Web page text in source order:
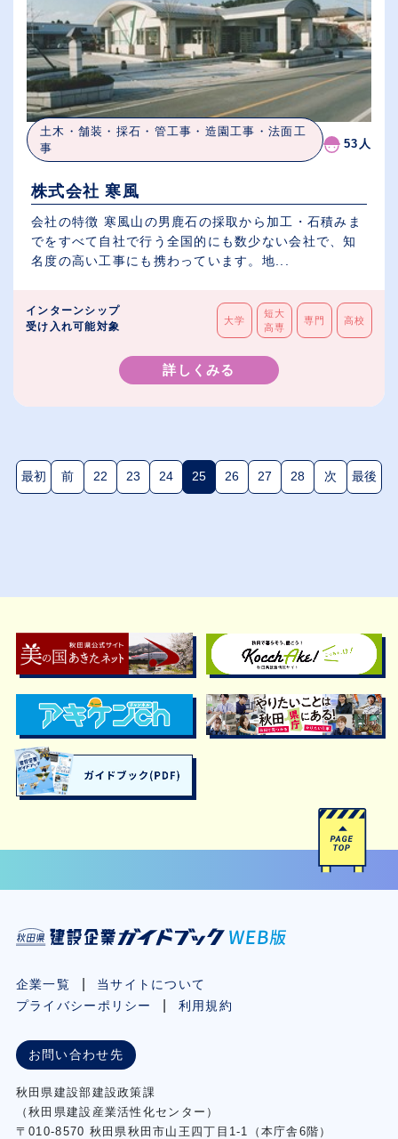
土木・舗装・採石・管工事・造園工事・法面工
事
53人
株式会社 寒風
会社の特徴 寒風山の男鹿石の採取から加工・石積みま
でをすべて自社で行う全国的にも数少ない会社で、知
名度の高い工事にも携わっています。地...
インターンシップ
受け入れ可能対象
大学
短大
高専
専門 高校
詳しくみる
最初 前 22 23 24 25(現在のページ)
26 27 28 次 最後
企業一覧
当サイトについて
プライバシーポリシー
利用規約
お問い合わせ先
秋⽥県建設部建設政策課
（秋⽥県建設産業活性化センター）
〒010-8570 秋田県秋田市⼭王四丁⽬1-1（本庁舎6階）